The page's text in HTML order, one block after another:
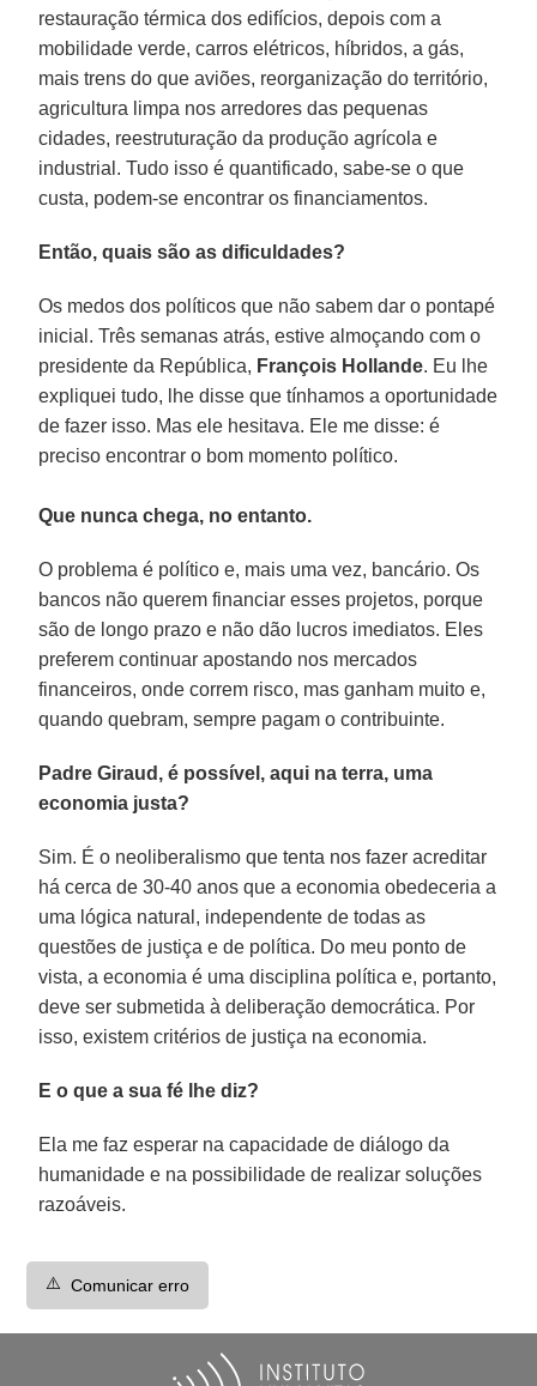
restauração térmica dos edifícios, depois com a
mobilidade verde, carros elétricos, híbridos, a gás,
mais trens do que aviões, reorganização do território,
agricultura limpa nos arredores das pequenas
cidades, reestruturação da produção agrícola e
industrial. Tudo isso é quantificado, sabe-se o que
custa, podem-se encontrar os financiamentos.
Então, quais são as dificuldades?
Os medos dos políticos que não sabem dar o pontapé
inicial. Três semanas atrás, estive almoçando com o
presidente da República, François Hollande. Eu lhe
expliquei tudo, lhe disse que tínhamos a oportunidade
de fazer isso. Mas ele hesitava. Ele me disse: é
preciso encontrar o bom momento político.
Que nunca chega, no entanto.
O problema é político e, mais uma vez, bancário. Os
bancos não querem financiar esses projetos, porque
são de longo prazo e não dão lucros imediatos. Eles
preferem continuar apostando nos mercados
financeiros, onde correm risco, mas ganham muito e,
quando quebram, sempre pagam o contribuinte.
Padre Giraud, é possível, aqui na terra, uma
economia justa?
Sim. É o neoliberalismo que tenta nos fazer acreditar
há cerca de 30-40 anos que a economia obedeceria a
uma lógica natural, independente de todas as
questões de justiça e de política. Do meu ponto de
vista, a economia é uma disciplina política e, portanto,
deve ser submetida à deliberação democrática. Por
isso, existem critérios de justiça na economia.
E o que a sua fé lhe diz?
Ela me faz esperar na capacidade de diálogo da
humanidade e na possibilidade de realizar soluções
razoáveis.
⚠️ Comunicar erro